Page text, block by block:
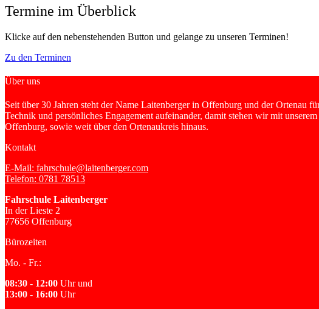
Termine im Überblick
Klicke auf den nebenstehenden Button und gelange zu unseren Terminen!
Zu den Terminen
Über uns
Seit über 30 Jahren steht der Name Laitenberger in Offenburg und der Ortenau
Technik und persönliches Engagement aufeinander, damit stehen wir mit
Offenburg, sowie weit über den Ortenaukreis hinaus.
Kontakt
E-Mail: fahrschule@laitenberger.com
Telefon: 0781 78513
Fahrschule Laitenberger
In der Lieste 2
77656 Offenburg
Bürozeiten
Mo. - Fr.:
08:30 - 12:00 Uhr und
13:00 - 16:00 Uhr